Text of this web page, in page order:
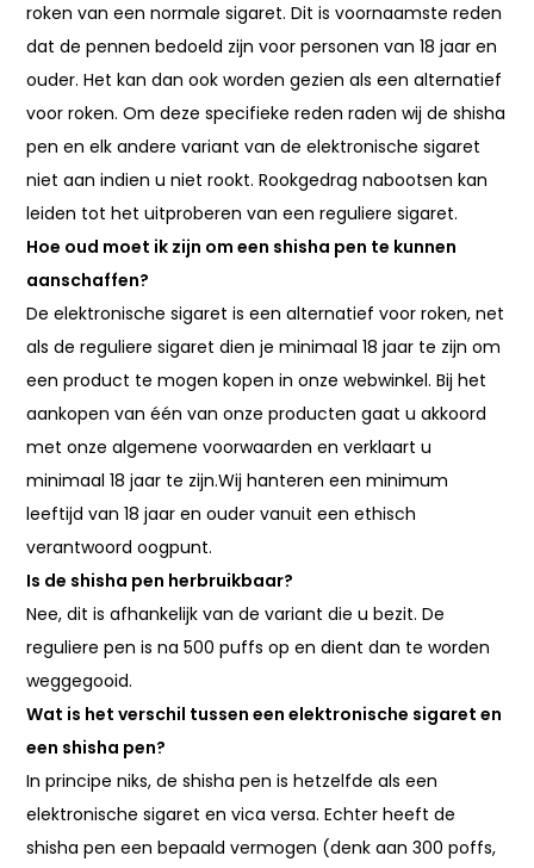
roken van een normale sigaret. Dit is voornaamste reden
dat de pennen bedoeld zijn voor personen van 18 jaar en
ouder. Het kan dan ook worden gezien als een alternatief
voor roken. Om deze specifieke reden raden wij de shisha
pen en elk andere variant van de elektronische sigaret
niet aan indien u niet rookt. Rookgedrag nabootsen kan
leiden tot het uitproberen van een reguliere sigaret.
Hoe oud moet ik zijn om een shisha pen te kunnen
aanschaffen?
De elektronische sigaret is een alternatief voor roken, net
als de reguliere sigaret dien je minimaal 18 jaar te zijn om
een product te mogen kopen in onze webwinkel. Bij het
aankopen van één van onze producten gaat u akkoord
met onze algemene voorwaarden en verklaart u
minimaal 18 jaar te zijn.Wij hanteren een minimum
leeftijd van 18 jaar en ouder vanuit een ethisch
verantwoord oogpunt.
Is de shisha pen herbruikbaar?
Nee, dit is afhankelijk van de variant die u bezit. De
reguliere pen is na 500 puffs op en dient dan te worden
weggegooid.
Wat is het verschil tussen een elektronische sigaret en
een shisha pen?
In principe niks, de shisha pen is hetzelfde als een
elektronische sigaret en vica versa. Echter heeft de
shisha pen een bepaald vermogen (denk aan 300 poffs,